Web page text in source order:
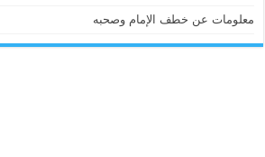
معلومات عن خطف الإمام وصحبه